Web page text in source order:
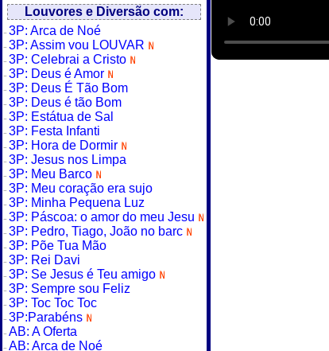
Louvores e Diversão com:
3P: Arca de Noé
3P: Assim vou LOUVAR
3P: Celebrai a Cristo
3P: Deus é Amor
3P: Deus É Tão Bom
3P: Deus é tão Bom
3P: Estátua de Sal
3P: Festa Infanti
3P: Hora de Dormir
3P: Jesus nos Limpa
3P: Meu Barco
3P: Meu coração era sujo
3P: Minha Pequena Luz
3P: Páscoa: o amor do meu Jesu
3P: Pedro, Tiago, João no barc
3P: Põe Tua Mão
3P: Rei Davi
3P: Se Jesus é Teu amigo
3P: Sempre sou Feliz
3P: Toc Toc Toc
3P:Parabéns
AB: A Oferta
AB: Arca de Noé